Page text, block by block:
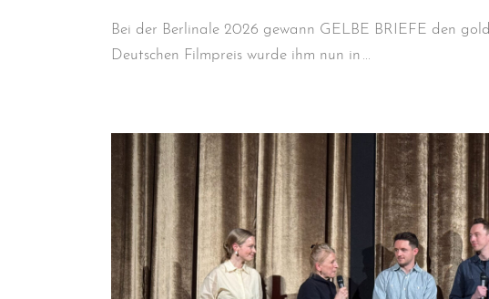
Bei der Berlinale 2026 gewann GELBE BRIEFE den
Deutschen Filmpreis wurde ihm nun in